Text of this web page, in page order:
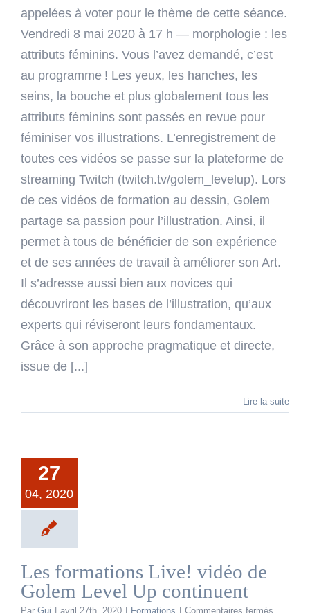
appelées à voter pour le thème de cette séance.
Vendredi 8 mai 2020 à 17 h — morphologie : les
attributs féminins. Vous l’avez demandé, c’est
au programme ! Les yeux, les hanches, les
seins, la bouche et plus globalement tous les
attributs féminins sont passés en revue pour
féminiser vos illustrations. L’enregistrement de
toutes ces vidéos se passe sur la plateforme de
streaming Twitch (twitch.tv/golem_levelup). Lors
de ces vidéos de formation au dessin, Golem
partage sa passion pour l’illustration. Ainsi, il
permet à tous de bénéficier de son expérience
et de ses années de travail à améliorer son Art.
Il s’adresse aussi bien aux novices qui
découvriront les bases de l’illustration, qu’aux
experts qui réviseront leurs fondamentaux.
Grâce à son approche pragmatique et directe,
issue de [...]
Lire la suite
27
04, 2020
Les formations Live! vidéo de
Golem Level Up continuent
Par Gui avril 27th, 2020 Formations Commentaires fermés